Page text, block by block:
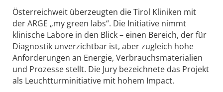
Österreichweit überzeugten die Tirol Kliniken mit
der ARGE „my green labs“. Die Initiative nimmt
klinische Labore in den Blick – einen Bereich, der für
Diagnostik unverzichtbar ist, aber zugleich hohe
Anforderungen an Energie, Verbrauchsmaterialien
und Prozesse stellt. Die Jury bezeichnete das Projekt
als Leuchtturminitiative mit hohem Impact.